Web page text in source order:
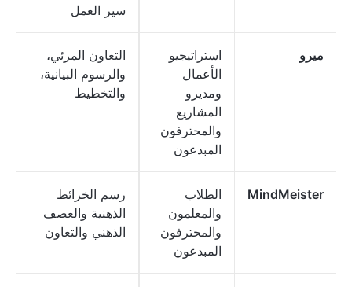
سير العمل
ميرو
استراتيجيو
الأعمال
ومديرو
المشاريع
والمحترفون
المبدعون
التعاون المرئي،
والرسوم البيانية،
والتخطيط
MindMeister
الطلاب
والمعلمون
والمحترفون
المبدعون
رسم الخرائط
الذهنية والعصف
الذهني والتعاون